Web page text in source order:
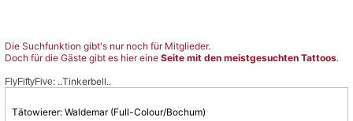
Die Suchfunktion gibt's nur noch für Mitglieder.
Doch für die Gäste gibt es hier eine Seite mit den meistgesuchten Tattoos.
FlyFiftyFive: ..Tinkerbell..
Tätowierer: Waldemar (Full-Colour/Bochum)